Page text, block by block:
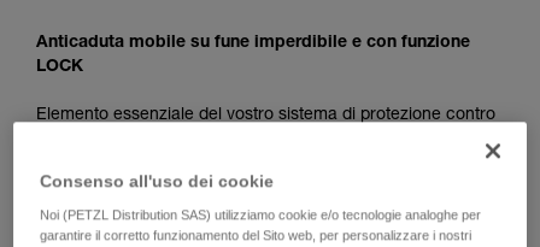
Anticaduta mobile su fune imperdibile e con funzione
LOCK
Elemento essenziale del vostro sistema di protezione contro
lavoratori su fune con accesso difficile. Nell’utilizzo normale,
negli spostamenti su fune, il dispositivo si muove liberamente
senza dover essere utilizzato. In caso di caduta o discesa
non controllata (superiore a due metri al secondo), il
Consenso all'uso dei cookie
Noi (PETZL Distribution SAS) utilizziamo cookie e/o tecnologie analoghe per
garantire il corretto funzionamento del Sito web, per personalizzare i nostri